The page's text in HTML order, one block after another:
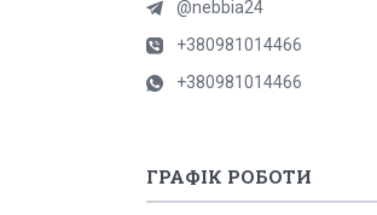
@nebbia24
+380981014466
+380981014466
ГРАФІК РОБОТИ